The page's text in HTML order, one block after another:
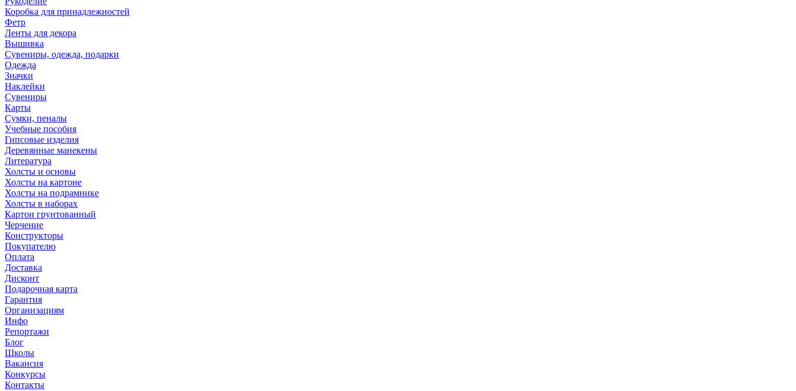
Коробка для принадлежностей
Фетр
Ленты для декора
Вышивка
Сувениры, одежда, подарки
Одежда
Значки
Наклейки
Сувениры
Карты
Сумки, пеналы
Учебные пособия
Гипсовые изделия
Деревянные манекены
Литература
Холсты и основы
Холсты на картоне
Холсты на подрамнике
Холсты в наборах
Картон грунтованный
Черчение
Конструкторы
Покупателю
Оплата
Доставка
Дисконт
Подарочная карта
Гарантия
Организациям
Инфо
Репортажи
Блог
Школы
Вакансия
Конкурсы
Контакты